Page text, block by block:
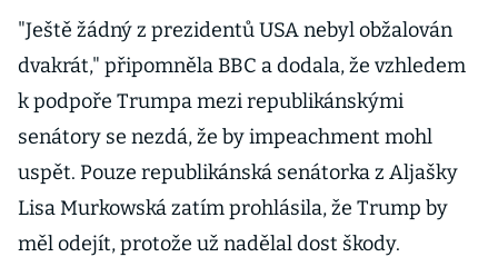
"Ještě žádný z prezidentů USA nebyl obžalován
dvakrát," připomněla BBC a dodala, že vzhledem
k podpoře Trumpa mezi republikánskými
senátory se nezdá, že by impeachment mohl
uspět. Pouze republikánská senátorka z Aljašky
Lisa Murkowská zatím prohlásila, že Trump by
měl odejít, protože už nadělal dost škody.